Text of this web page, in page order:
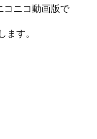
コニコ動画版で
す。